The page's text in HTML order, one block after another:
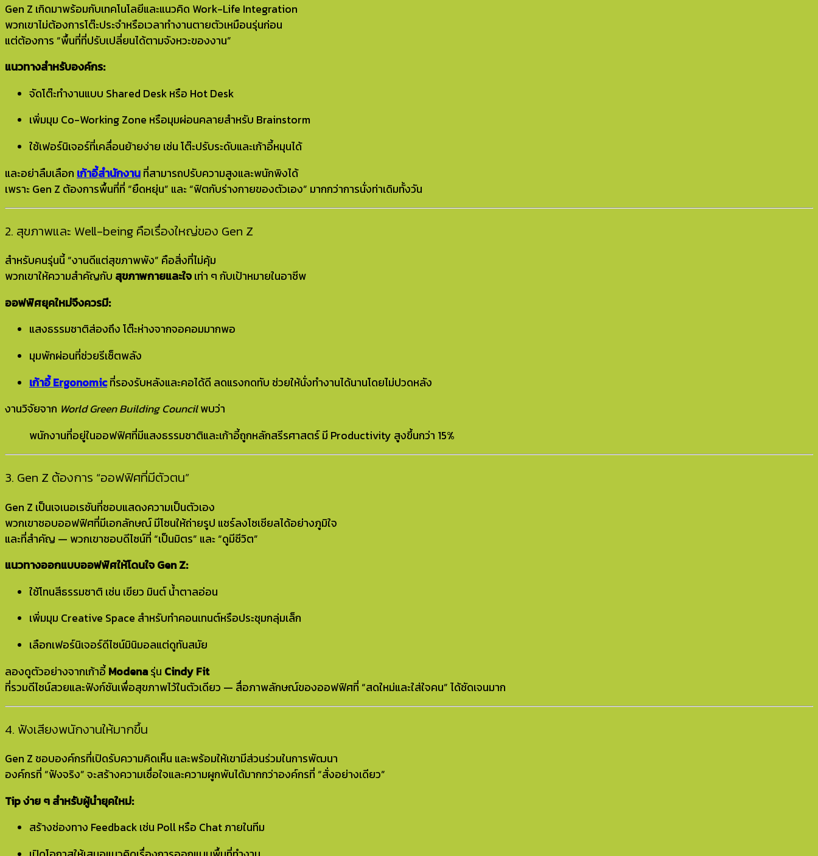
Gen Z เกิดมาพร้อมกับเทคโนโลยีและแนวคิด Work-Life Integration
พวกเขาไม่ต้องการโต๊ะประจำหรือเวลาทำงานตายตัวเหมือนรุ่นก่อน
แต่ต้องการ “พื้นที่ที่ปรับเปลี่ยนได้ตามจังหวะของงาน”
แนวทางสำหรับองค์กร:
จัดโต๊ะทำงานแบบ Shared Desk หรือ Hot Desk
เพิ่มมุม Co-Working Zone หรือมุมผ่อนคลายสำหรับ Brainstorm
ใช้เฟอร์นิเจอร์ที่เคลื่อนย้ายง่าย เช่น โต๊ะปรับระดับและเก้าอี้หมุนได้
และอย่าลืมเลือก เก้าอี้สำนักงานที่สามารถปรับความสูงและพนักพิงได้
เพราะ Gen Z ต้องการพื้นที่ที่ “ยืดหยุ่น” และ “ฟิตกับร่างกายของตัวเอง” มากกว่าการนั่งท่าเดิมทั้งวัน
2. สุขภาพและ Well-being คือเรื่องใหญ่ของ Gen Z
สำหรับคนรุ่นนี้ “งานดีแต่สุขภาพพัง” คือสิ่งที่ไม่คุ้ม
พวกเขาให้ความสำคัญกับ สุขภาพกายและใจเท่า ๆ กับเป้าหมายในอาชีพ
ออฟฟิศยุคใหม่จึงควรมี:
แสงธรรมชาติส่องถึง โต๊ะห่างจากจอคอมมากพอ
มุมพักผ่อนที่ช่วยรีเซ็ตพลัง
เก้าอี้ Ergonomicที่รองรับหลังและคอได้ดี ลดแรงกดทับ ช่วยให้นั่งทำงานได้นานโดยไม่ปวดหลัง
งานวิจัยจาก World Green Building Councilพบว่า
พนักงานที่อยู่ในออฟฟิศที่มีแสงธรรมชาติและเก้าอี้ถูกหลักสรีรศาสตร์ มี Productivity สูงขึ้นกว่า 15%
3. Gen Z ต้องการ “ออฟฟิศที่มีตัวตน”
Gen Z เป็นเจเนอเรชันที่ชอบแสดงความเป็นตัวเอง
พวกเขาชอบออฟฟิศที่มีเอกลักษณ์ มีโซนให้ถ่ายรูป แชร์ลงโซเชียลได้อย่างภูมิใจ
และที่สำคัญ — พวกเขาชอบดีไซน์ที่ “เป็นมิตร” และ “ดูมีชีวิต”
แนวทางออกแบบออฟฟิศให้โดนใจ Gen Z:
ใช้โทนสีธรรมชาติ เช่น เขียว มินต์ น้ำตาลอ่อน
เพิ่มมุม Creative Space สำหรับทำคอนเทนต์หรือประชุมกลุ่มเล็ก
เลือกเฟอร์นิเจอร์ดีไซน์มินิมอลแต่ดูทันสมัย
ลองดูตัวอย่างจากเก้าอี้Modenaรุ่น Cindy Fit
ที่รวมดีไซน์สวยและฟังก์ชันเพื่อสุขภาพไว้ในตัวเดียว — สื่อภาพลักษณ์ของออฟฟิศที่ “สดใหม่และใส่ใจคน” ได้ชัดเจนมาก
4. ฟังเสียงพนักงานให้มากขึ้น
Gen Z ชอบองค์กรที่เปิดรับความคิดเห็น และพร้อมให้เขามีส่วนร่วมในการพัฒนา
องค์กรที่ “ฟังจริง” จะสร้างความเชื่อใจและความผูกพันได้มากกว่าองค์กรที่ “สั่งอย่างเดียว”
Tip ง่าย ๆ สำหรับผู้นำยุคใหม่:
สร้างช่องทาง Feedback เช่น Poll หรือ Chat ภายในทีม